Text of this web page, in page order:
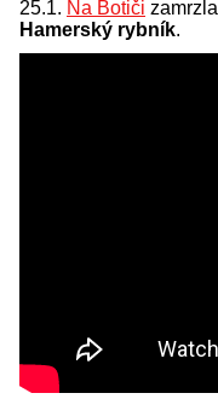
25.1. Na Botiči zamrzla
Hamerský rybník.